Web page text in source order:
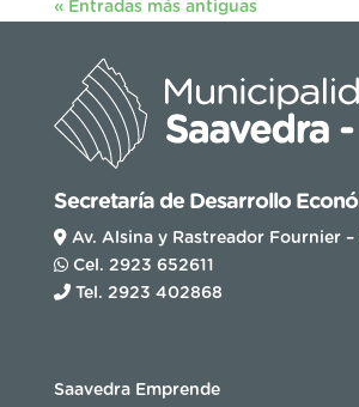
« Entradas más antiguas
Secretaría de Desarrollo
Av. Alsina y Rastreador Fournier –
Cel. 2923 652611
Tel. 2923 402868
Saavedra Emprende